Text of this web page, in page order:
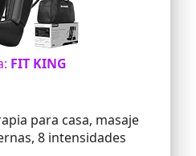
FIT KING
para casa, masaje
8 intensidades